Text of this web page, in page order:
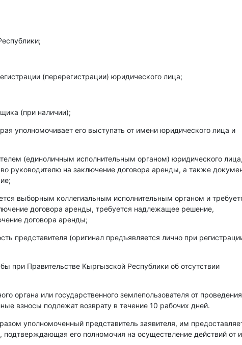
(перерегистрации) юридического лица;
(при наличии);
уполномочивает его выступать от имени юридического лица и
(единоличным исполнительным органом) юридического лица,
руководителю на заключение договора аренды, а также
выборным коллегиальным исполнительным органом и
договора аренды, требуется надлежащее решение,
договора аренды;
представителя (оригинал предъявляется лично при
при Правительстве Кыргызской Республики об отсутствии
органа или государственного землепользователя от проведения
взносы подлежат возврату в течение 10 рабочих дней.
уполномоченный представитель заявителя, им
подтверждающая его полномочия на осуществление действий от